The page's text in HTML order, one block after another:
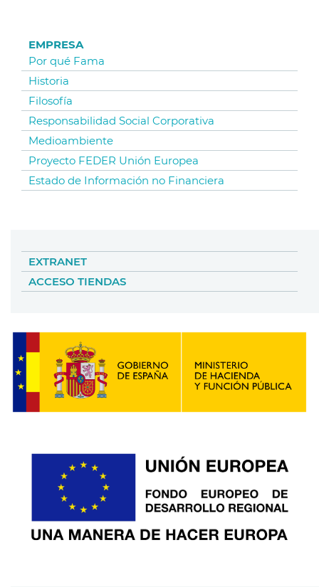
EMPRESA
Por qué Fama
Historia
Filosofía
Responsabilidad Social Corporativa
Medioambiente
Proyecto FEDER Unión Europea
Estado de Información no Financiera
EXTRANET
ACCESO TIENDAS